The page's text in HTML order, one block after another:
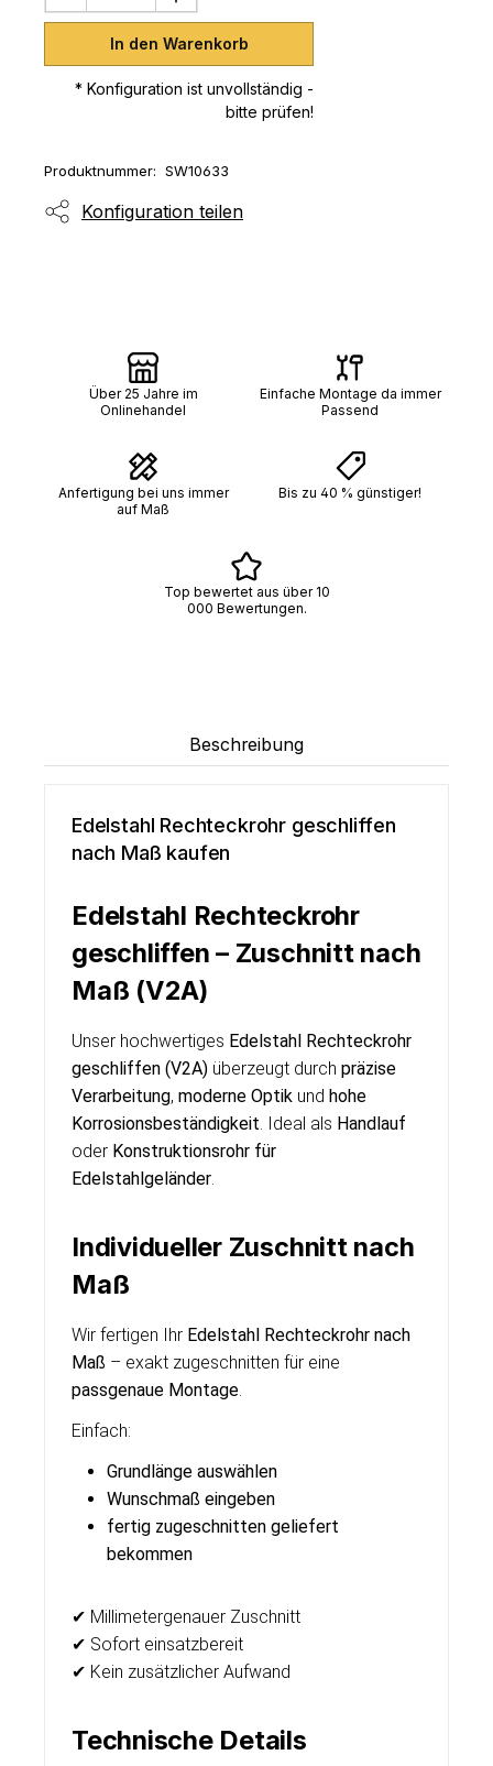
In den Warenkorb
* Konfiguration ist unvollständig -
bitte prüfen!
Produktnummer: SW10633
Konfiguration teilen
Über 25 Jahre im
Onlinehandel
Einfache Montage da immer
Passend
Anfertigung bei uns immer
auf Maß
Bis zu 40 % günstiger!
Top bewertet aus über 10
000 Bewertungen.
Beschreibung
Edelstahl Rechteckrohr geschliffen
nach Maß kaufen
Edelstahl Rechteckrohr
geschliffen – Zuschnitt nach
Maß (V2A)
Unser hochwertiges Edelstahl Rechteckrohr
geschliffen (V2A) überzeugt durch präzise
Verarbeitung, moderne Optik und hohe
Korrosionsbeständigkeit. Ideal als Handlauf
oder Konstruktionsrohr für
Edelstahlgeländer.
Individueller Zuschnitt nach
Maß
Wir fertigen Ihr Edelstahl Rechteckrohr nach
Maß – exakt zugeschnitten für eine
passgenaue Montage.
Einfach:
Grundlänge auswählen
Wunschmaß eingeben
fertig zugeschnitten geliefert
bekommen
✔ Millimetergenauer Zuschnitt
✔ Sofort einsatzbereit
✔ Kein zusätzlicher Aufwand
Technische Details